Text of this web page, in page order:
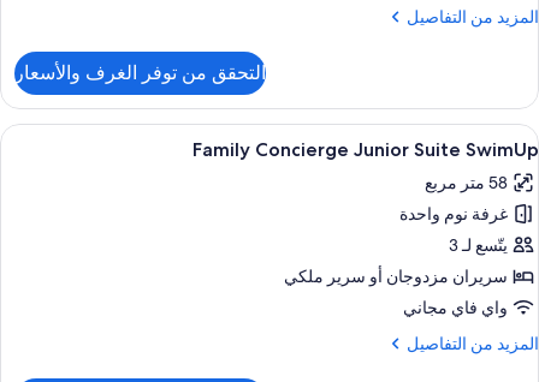
المزيد من التفاصيل
المزيد
Two
Bedroom
Master
Suite
التحقق من توفر الغرف والأسعار
استعراض
جميع
صور
Family
Concierge
Junior
Suite
SwimUp
أغطية فراش متميزة وألحفة محشوة
5
Family Concierge Junior Suite SwimUp
58 متر مربع
غرفة نوم واحدة
يتّسع لـ 3
سريران مزدوجان‫‬ أو سرير ملكي
واي فاي مجاني
المزيد من التفاصيل
المزيد